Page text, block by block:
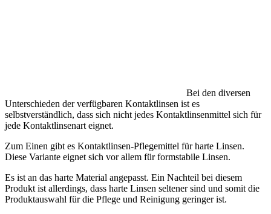
Bei den diversen
Unterschieden der verfügbaren Kontaktlinsen ist es
selbstverständlich, dass sich nicht jedes Kontaktlinsenmittel sich für
jede Kontaktlinsenart eignet.
Zum Einen gibt es Kontaktlinsen-Pflegemittel für harte Linsen.
Diese Variante eignet sich vor allem für formstabile Linsen.
Es ist an das harte Material angepasst. Ein Nachteil bei diesem
Produkt ist allerdings, dass harte Linsen seltener sind und somit die
Produktauswahl für die Pflege und Reinigung geringer ist.